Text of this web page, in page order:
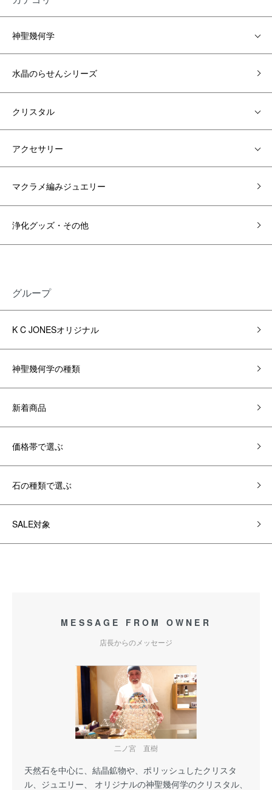
神聖幾何学
水晶のらせんシリーズ
クリスタル
アクセサリー
マクラメ編みジュエリー
浄化グッズ・その他
グループ
K C JONESオリジナル
神聖幾何学の種類
新着商品
価格帯で選ぶ
石の種類で選ぶ
SALE対象
MESSAGE FROM OWNER
店長からのメッセージ
二ノ宮 直樹
天然石を中心に、結晶鉱物や、ポリッシュしたクリスタ
ル、ジュエリー、 オリジナルの神聖幾何学のクリスタル、